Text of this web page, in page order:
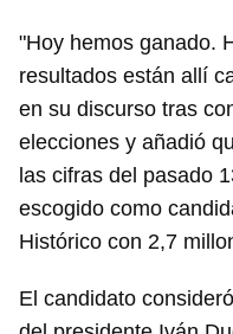
"Hoy hemos ganado.
resultados están allí
en su discurso tras
elecciones y añadió
las cifras del pasado
escogido como
Histórico con 2,7
El candidato